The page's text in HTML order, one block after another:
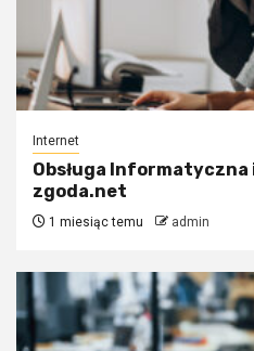
Internet
Obsługa
zgoda.net
1 miesiąc temu admin